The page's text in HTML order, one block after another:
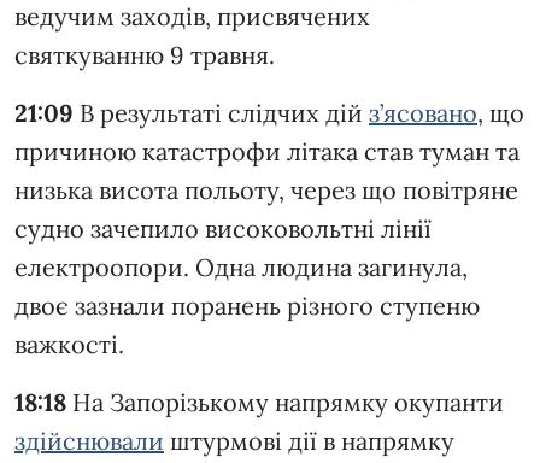
ведучим заходів, присвячених
святкуванню 9 травня.
21:09 В результаті слідчих дій з’ясовано, що
причиною катастрофи літака став туман та
низька висота польоту, через що повітряне
судно зачепило високовольтні лінії
електроопори. Одна людина загинула,
двоє зазнали поранень різного ступеню
важкості.
18:18 На Запорізькому напрямку окупанти
здійснювали штурмові дії в напрямку